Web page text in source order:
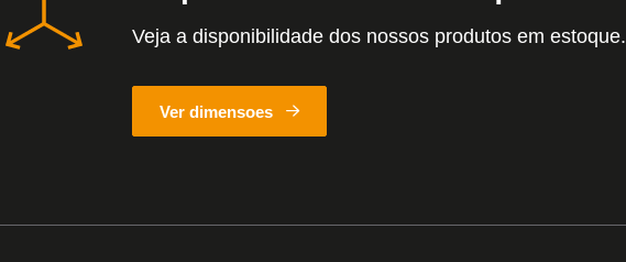
Veja a disponibilidade dos nossos produtos em estoque.
Ver dimensoes